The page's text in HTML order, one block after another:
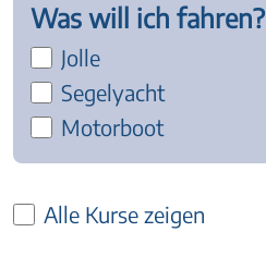
Was will ich fahren?
Jolle
Segelyacht
Motorboot
Alle Kurse zeigen